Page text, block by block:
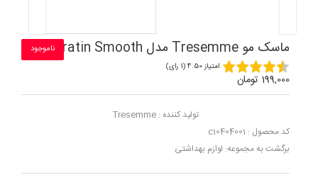
ماسک مو Tresemme مدل Keratin Smooth ناموجود
امتیاز 4.50 (1 رای)
199,000 تومان
تولید کننده : Tresemme
کد محصول : c10404001
برگشت به مجموعه: لوازم بهداشتی